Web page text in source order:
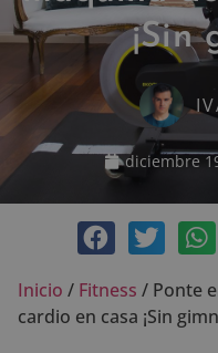
¡Sin
diciembre
Inicio / Fitness / Ponte
cardio en casa ¡Sin